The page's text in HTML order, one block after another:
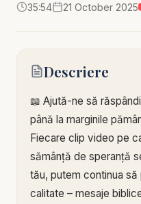
35:54 21 October 2025
Descriere
📖 Ajută-ne să
până la marginile
Fiecare clip video pe
sămânță de speranță
tău, putem continua
calitate – mesaje